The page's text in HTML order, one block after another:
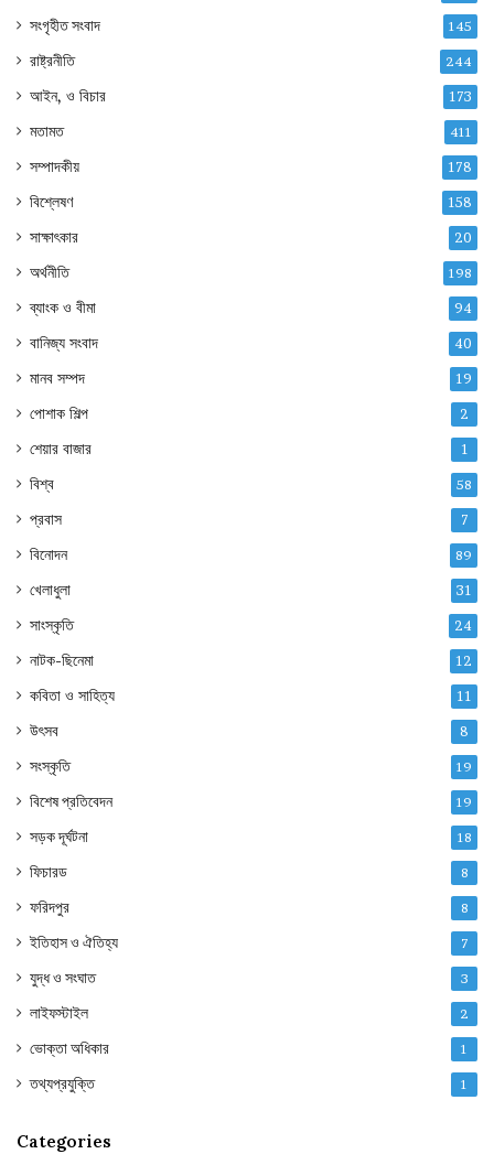
সংগৃহীত সংবাদ 145
রাষ্ট্রনীতি 244
আইন, ও বিচার 173
মতামত 411
সম্পাদকীয় 178
বিশ্লেষণ 158
সাক্ষাৎকার 20
অর্থনীতি 198
ব্যাংক ও বীমা 94
বানিজ্য সংবাদ 40
মানব সম্পদ 19
পোশাক শিল্প 2
শেয়ার বাজার 1
বিশ্ব 58
প্রবাস 7
বিনোদন 89
খেলাধুলা 31
সাংস্কৃতি 24
নাটক-ছিনেমা 12
কবিতা ও সাহিত্য 11
উৎসব 8
সংস্কৃতি 19
বিশেষ প্রতিবেদন 19
সড়ক দূর্ঘটনা 18
ফিচারড 8
ফরিদপুর 8
ইতিহাস ও ঐতিহ্য 7
যুদ্ধ ও সংঘাত 3
লাইফস্টাইল 2
ভোক্তা অধিকার 1
তথ্যপ্রযুক্তি 1
Categories